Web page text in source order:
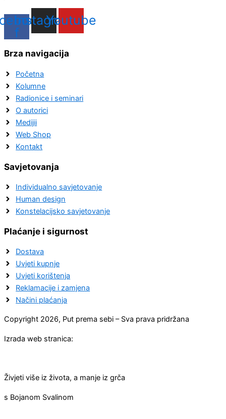
f
Instagram
Youtube
Brza navigacija
Početna
Kolumne
Radionice i seminari
O autorici
Medijii
Web Shop
Kontakt
Savjetovanja
Individualno savjetovanje
Human design
Konstelacijsko savjetovanje
Plaćanje i sigurnost
Dostava
Uvjeti kupnje
Uvjeti korištenja
Reklamacije i zamjena
Načini plaćanja
Copyright 2026, Put prema sebi – Sva prava pridržana
Izrada web stranica:
Živjeti više iz života, a manje iz grča
s Bojanom Svalinom